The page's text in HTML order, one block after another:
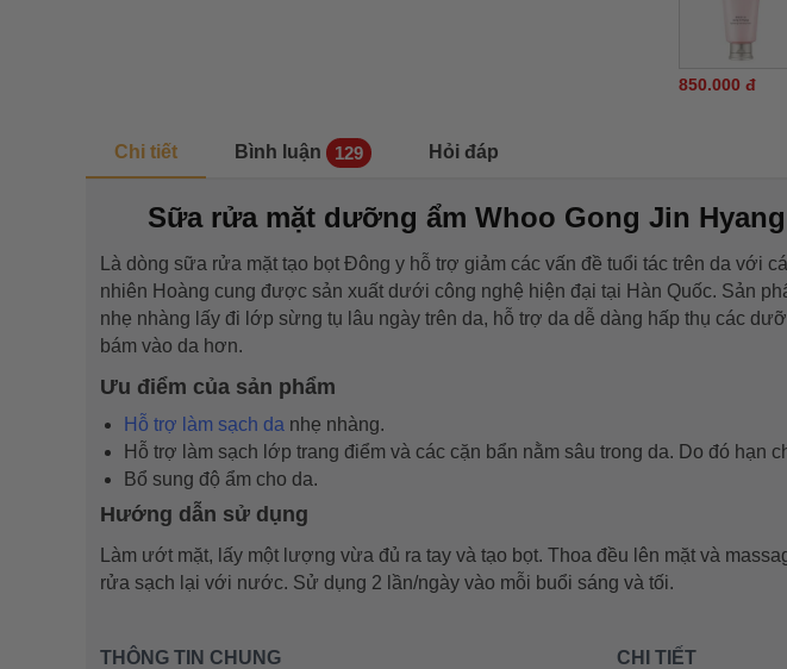
850.000 đ
Chi tiết Bình luận 129 Hỏi đáp
Sữa rửa mặt dưỡng ẩm Whoo Gong Jin
Là dòng sữa rửa mặt tạo bọt Đông y hỗ trợ giảm các vấn đề tuổi tác trên da với
nhiên Hoàng cung được sản xuất dưới công nghệ hiện đại tại Hàn Quốc. Sản
nhẹ nhàng lấy đi lớp sừng tụ lâu ngày trên da, hỗ trợ da dễ dàng hấp thụ các
bám vào da hơn.
Ưu điểm của sản phẩm
Hỗ trợ làm sạch da nhẹ nhàng.
Hỗ trợ làm sạch lớp trang điểm và các cặn bẩn nằm sâu trong da. Do đó hạn
Bổ sung độ ẩm cho da.
Hướng dẫn sử dụng
Làm ướt mặt, lấy một lượng vừa đủ ra tay và tạo bọt. Thoa đều lên mặt và
rửa sạch lại với nước. Sử dụng 2 lần/ngày vào mỗi buổi sáng và tối.
THÔNG TIN CHUNG CHI TIẾT